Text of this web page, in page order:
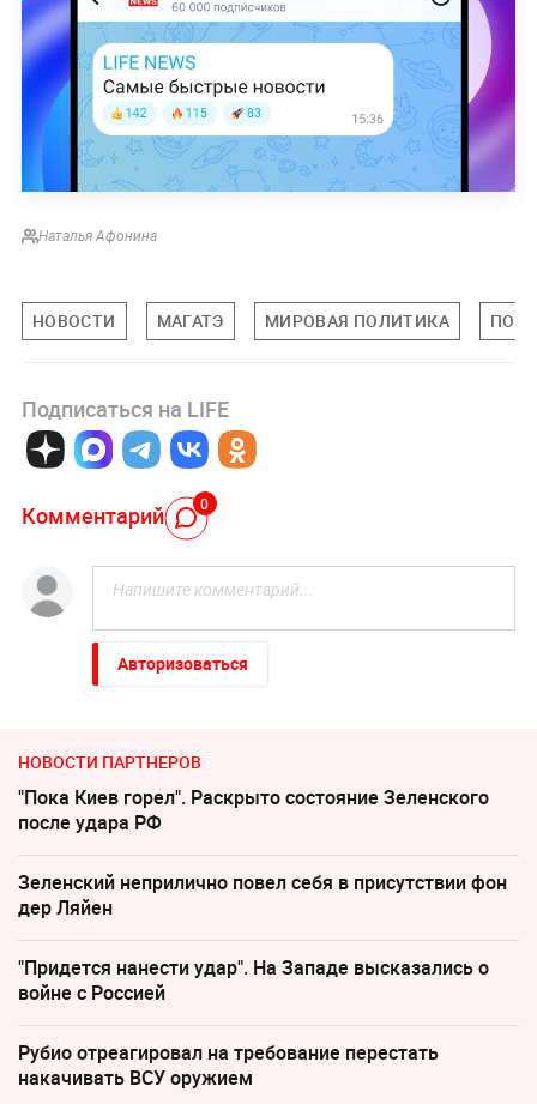
Наталья Афонина
НОВОСТИ МАГАТЭ МИРОВАЯ ПОЛИТИКА
Подписаться на LIFE
Комментарий 0
Авторизоваться
НОВОСТИ ПАРТНЕРОВ
"Пока Киев горел". Раскрыто состояние Зеленского
после удара РФ
Зеленский неприлично повел cебя в присутствии фон
дер Ляйен
"Придется нанести удар". На Западе высказались о
войне с Россией
Рубио отреагировал на требование перестать
накачивать ВСУ оружием